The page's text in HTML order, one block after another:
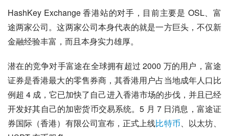
Global 这两大业务都面临激烈的竞争。
和香港站不同，HashKey Global 的对手更加广泛，比如在
欧洲站，就需要面临着和 Coinbase、Kraken、币安、
Bitget、OKX 等加密货币巨头以及当地的本土交易所竞争。
而它的竞争对手们已经拥有了自己稳定且利润十分可观的地
盘。HashKey 如何通过市场化的方法突破重围，成为一个
难点。
HashKey Exchange 香港站的对手，目前主要是 OSL、富